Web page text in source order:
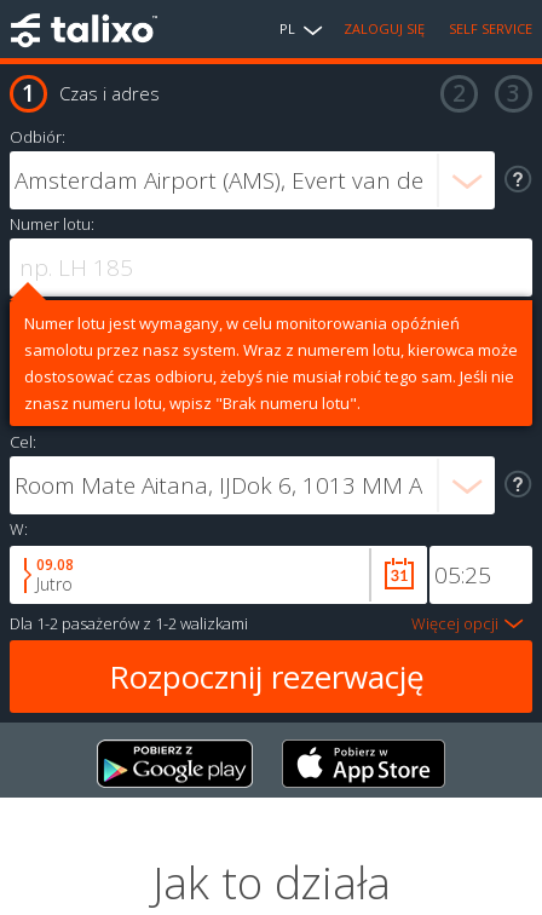
PL ZALOGUJ SIĘ SELF SERVICE
Czas i adres
Odbiór:
Numer lotu:
Numer lotu jest wymagany, w celu monitorowania opóźnień
samolotu przez nasz system. Wraz z numerem lotu, kierowca może
dostosować czas odbioru, żebyś nie musiał robić tego sam. Jeśli nie
znasz numeru lotu, wpisz "Brak numeru lotu".
Cel:
W:
09.08
Jutro
Dla 1-2 pasażerów z 1-2 walizkami Więcej opcji
Jak to działa